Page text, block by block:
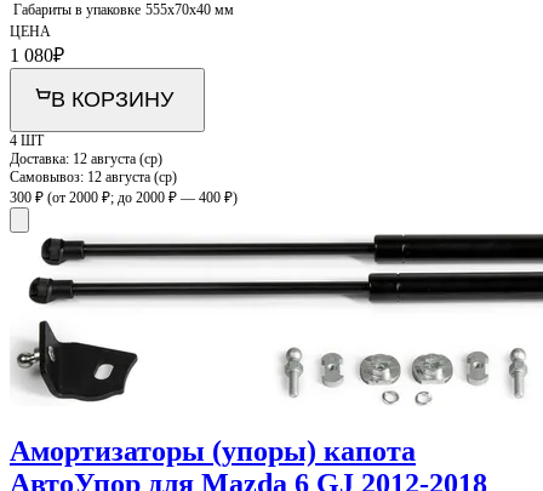
Габариты в упаковке 555х70х40 мм
ЦЕНА
1 080₽
В КОРЗИНУ
4 ШТ
Доставка: 12 августа (ср)
Самовывоз: 12 августа (ср)
300 ₽ (от 2000 ₽; до 2000 ₽ — 400 ₽)
Амортизаторы (упоры) капота
АвтоУпор для Mazda 6 GJ 2012-2018